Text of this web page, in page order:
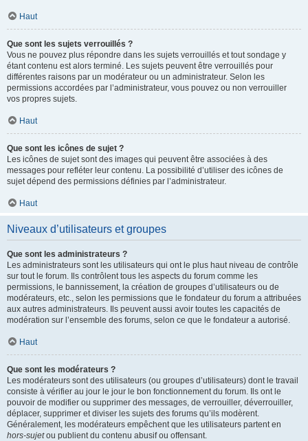
Haut
Que sont les sujets verrouillés ?
Vous ne pouvez plus répondre dans les sujets verrouillés et tout sondage y
étant contenu est alors terminé. Les sujets peuvent être verrouillés pour
différentes raisons par un modérateur ou un administrateur. Selon les
permissions accordées par l’administrateur, vous pouvez ou non verrouiller
vos propres sujets.
Haut
Que sont les icônes de sujet ?
Les icônes de sujet sont des images qui peuvent être associées à des
messages pour refléter leur contenu. La possibilité d’utiliser des icônes de
sujet dépend des permissions définies par l’administrateur.
Haut
Niveaux d’utilisateurs et groupes
Que sont les administrateurs ?
Les administrateurs sont les utilisateurs qui ont le plus haut niveau de contrôle
sur tout le forum. Ils contrôlent tous les aspects du forum comme les
permissions, le bannissement, la création de groupes d’utilisateurs ou de
modérateurs, etc., selon les permissions que le fondateur du forum a attribuées
aux autres administrateurs. Ils peuvent aussi avoir toutes les capacités de
modération sur l’ensemble des forums, selon ce que le fondateur a autorisé.
Haut
Que sont les modérateurs ?
Les modérateurs sont des utilisateurs (ou groupes d’utilisateurs) dont le travail
consiste à vérifier au jour le jour le bon fonctionnement du forum. Ils ont le
pouvoir de modifier ou supprimer des messages, de verrouiller, déverrouiller,
déplacer, supprimer et diviser les sujets des forums qu’ils modèrent.
Généralement, les modérateurs empêchent que les utilisateurs partent en
hors-sujetou publient du contenu abusif ou offensant.